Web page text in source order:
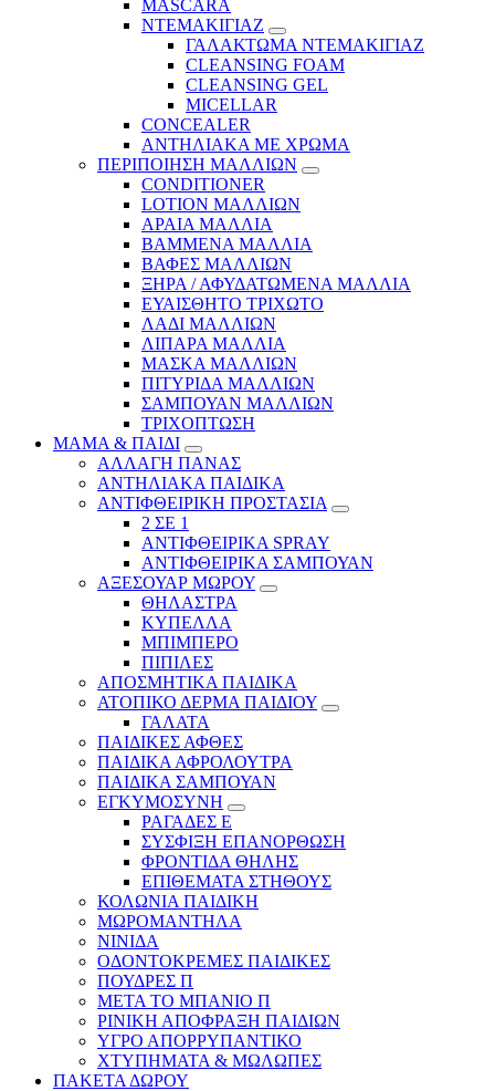
MASCARA
ΝΤΕΜΑΚΙΓΙΑΖ
ΓΑΛΑΚΤΩΜΑ ΝΤΕΜΑΚΙΓΙΑΖ
CLEANSING FOAM
CLEANSING GEL
MICELLAR
CONCEALER
ΑΝΤΗΛΙΑΚΑ ΜΕ ΧΡΩΜΑ
ΠΕΡΙΠΟΙΗΣΗ ΜΑΛΛΙΩΝ
CONDITIONER
LOTION ΜΑΛΛΙΩΝ
ΑΡΑΙΑ ΜΑΛΛΙΑ
ΒΑΜΜΕΝΑ ΜΑΛΛΙΑ
ΒΑΦΕΣ ΜΑΛΛΙΩΝ
ΞΗΡΑ / ΑΦΥΔΑΤΩΜΕΝΑ ΜΑΛΛΙΑ
ΕΥΑΙΣΘΗΤΟ ΤΡΙΧΩΤΟ
ΛΑΔΙ ΜΑΛΛΙΩΝ
ΛΙΠΑΡΑ ΜΑΛΛΙΑ
ΜΑΣΚΑ ΜΑΛΛΙΩΝ
ΠΙΤΥΡΙΔΑ ΜΑΛΛΙΩΝ
ΣΑΜΠΟΥΑΝ ΜΑΛΛΙΩΝ
ΤΡΙΧΟΠΤΩΣΗ
ΜΑΜΑ & ΠΑΙΔΙ
ΑΛΛΑΓΗ ΠΑΝΑΣ
ΑΝΤΗΛΙΑΚΑ ΠΑΙΔΙΚΑ
ΑΝΤΙΦΘΕΙΡΙΚΗ ΠΡΟΣΤΑΣΙΑ
2 ΣΕ 1
ΑΝΤΙΦΘΕΙΡΙΚΑ SPRAY
ΑΝΤΙΦΘΕΙΡΙΚΑ ΣΑΜΠΟΥΑΝ
ΑΞΕΣΟΥΑΡ ΜΩΡΟΥ
ΘΗΛΑΣΤΡΑ
ΚΥΠΕΛΛΑ
ΜΠΙΜΠΕΡΟ
ΠΙΠΙΛΕΣ
ΑΠΟΣΜΗΤΙΚΑ ΠΑΙΔΙΚΑ
ΑΤΟΠΙΚΟ ΔΕΡΜΑ ΠΑΙΔΙΟΥ
ΓΑΛΑΤΑ
ΠΑΙΔΙΚΕΣ ΑΦΘΕΣ
ΠΑΙΔΙΚΑ ΑΦΡΟΛΟΥΤΡΑ
ΠΑΙΔΙΚΑ ΣΑΜΠΟΥΑΝ
ΕΓΚΥΜΟΣΥΝΗ
ΡΑΓΑΔΕΣ Ε
ΣΥΣΦΙΞΗ ΕΠΑΝΟΡΘΩΣΗ
ΦΡΟΝΤΙΔΑ ΘΗΛΗΣ
ΕΠΙΘΕΜΑΤΑ ΣΤΗΘΟΥΣ
ΚΟΛΩΝΙΑ ΠΑΙΔΙΚΗ
ΜΩΡΟΜΑΝΤΗΛΑ
ΝΙΝΙΔΑ
ΟΔΟΝΤΟΚΡΕΜΕΣ ΠΑΙΔΙΚΕΣ
ΠΟΥΔΡΕΣ Π
ΜΕΤΑ ΤΟ ΜΠΑΝΙΟ Π
ΡΙΝΙΚΗ ΑΠΟΦΡΑΞΗ ΠΑΙΔΙΩΝ
ΥΓΡΟ ΑΠΟΡΡΥΠΑΝΤΙΚΟ
ΧΤΥΠΗΜΑΤΑ & ΜΩΛΩΠΕΣ
ΠΑΚΕΤΑ ΔΩΡΟΥ